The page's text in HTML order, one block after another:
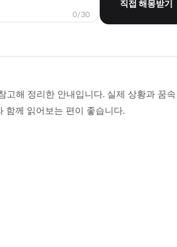
0/30
직접 해몽받기
해 정리한 안내입니다. 실제 상황과 꿈
함께 읽어보는 편이 좋습니다.